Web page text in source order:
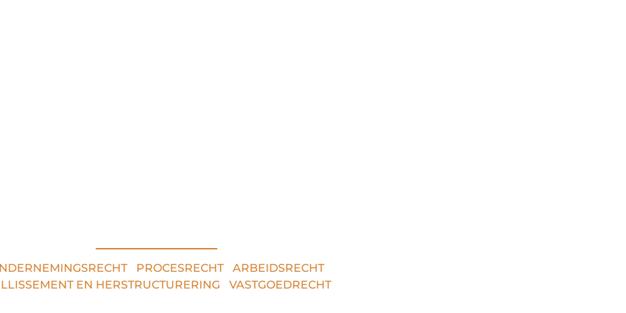
• PROCESRECHT• ARBEIDSRECHT
EN HERSTRUCTURERING
VASTGOEDRECHT